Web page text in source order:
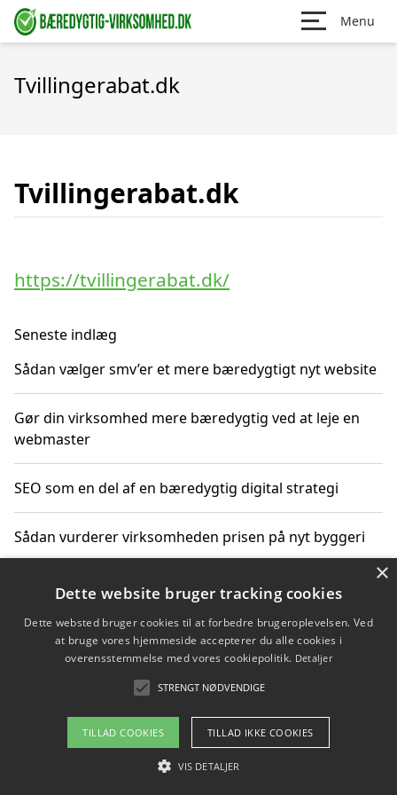
Menu
Tvillingerabat.dk
Tvillingerabat.dk
https://tvillingerabat.dk/
Seneste indlæg
Sådan vælger smv’er et mere bæredygtigt nyt website
Gør din virksomhed mere bæredygtig ved at leje en
webmaster
SEO som en del af en bæredygtig digital strategi
Sådan vurderer virksomheden prisen på nyt byggeri
Sådan får du hjælp til en hjemmeside uden binding
Copyright 2026 - Pilanto Aps
Om / kontakt
Blog Betingelser
×
Dette website bruger tracking cookies
Dette websted bruger cookies til at forbedre brugeroplevelsen. Ved
at bruge vores hjemmeside accepterer du alle cookies i
overensstemmelse med vores cookiepolitik. Detaljer
STRENGT NØDVENDIGE
TILLAD COOKIES TILLAD IKKE COOKIES
VIS DETALJER